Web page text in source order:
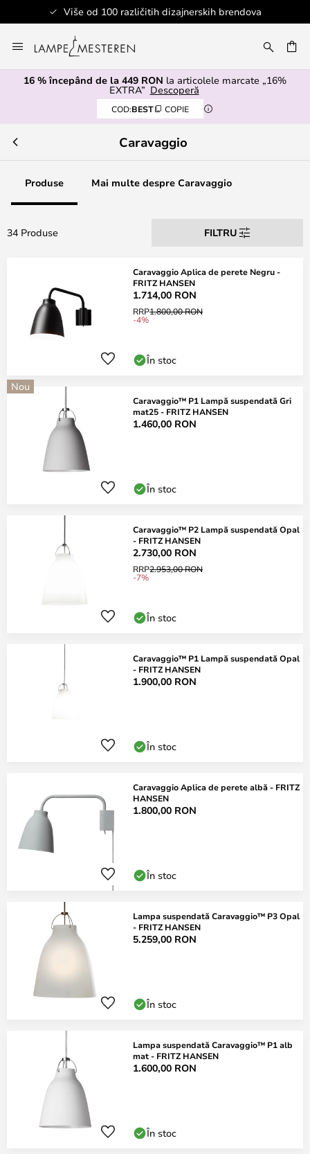
Više od 100 različitih dizajnerskih brendova
la
Continut
16 % începând de la 449 RON la articolele marcate „16%
EXTRA” Descoperă
COD:BEST COPIE
Caravaggio
Produse Mai multe despre Caravaggio
34 Produse FILTRU
Caravaggio Aplica de perete Negru -
FRITZ HANSEN
1.714,00 RON
RRP1.800,00 RON
-4%
În stoc
Nou
Caravaggio™ P1 Lampă suspendată Gri
mat25 - FRITZ HANSEN
1.460,00 RON
În stoc
Caravaggio™ P2 Lampă suspendată Opal
- FRITZ HANSEN
2.730,00 RON
RRP2.953,00 RON
-7%
În stoc
Caravaggio™ P1 Lampă suspendată Opal
- FRITZ HANSEN
1.900,00 RON
În stoc
Caravaggio Aplica de perete albă - FRITZ
HANSEN
1.800,00 RON
În stoc
Lampa suspendată Caravaggio™ P3 Opal
- FRITZ HANSEN
5.259,00 RON
În stoc
Lampa suspendată Caravaggio™ P1 alb
mat - FRITZ HANSEN
1.600,00 RON
În stoc